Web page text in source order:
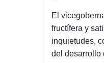
El
fructífera y
inquietudes,
del desarrollo